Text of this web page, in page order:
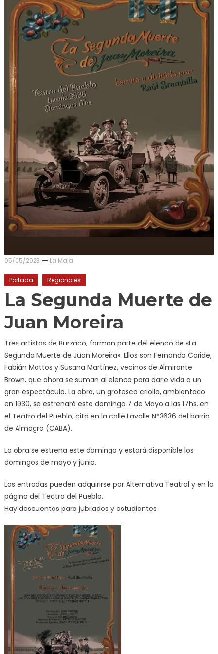
05/05/2023 La Maja
Portada Regionales
La Segunda Muerte de
Juan Moreira
Tres artistas de Burzaco, forman parte del elenco de «La
Segunda Muerte de Juan Moreira». Ellos son Fernando Caride,
Fabián Mattos y Susana Martínez, vecinos de Almirante
Brown, que ahora se suman al elenco para darle vida a un
gran espectáculo. La obra, un grotesco criollo, ambientado
en 1930, se estrenará este domingo 7 de Mayo a las 17hs. en
el Teatro del Pueblo, cito en la calle Lavalle N°3636 del barrio
de Almagro (CABA).
La obra se estrena este domingo y estará disponible los
domingos de mayo y junio.
Las entradas pueden adquirirse por Alternativa Teatral y en la
página del Teatro del Pueblo.
Hay descuentos para jubilados y estudiantes